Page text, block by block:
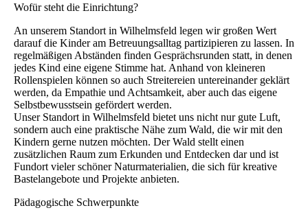
Wofür steht die Einrichtung?
An unserem Standort in Wilhelmsfeld legen wir großen Wert
darauf die Kinder am Betreuungsalltag partizipieren zu lassen. In
regelmäßigen Abständen finden Gesprächsrunden statt, in denen
jedes Kind eine eigene Stimme hat. Anhand von kleineren
Rollenspielen können so auch Streitereien untereinander geklärt
werden, da Empathie und Achtsamkeit, aber auch das eigene
Selbstbewusstsein gefördert werden.
Unser Standort in Wilhelmsfeld bietet uns nicht nur gute Luft,
sondern auch eine praktische Nähe zum Wald, die wir mit den
Kindern gerne nutzen möchten. Der Wald stellt einen
zusätzlichen Raum zum Erkunden und Entdecken dar und ist
Fundort vieler schöner Naturmaterialien, die sich für kreative
Bastelangebote und Projekte anbieten.
Pädagogische Schwerpunkte